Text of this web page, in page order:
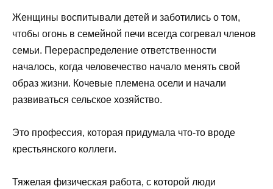
Женщины воспитывали детей и заботились о том,
чтобы огонь в семейной печи всегда согревал членов
семьи. Перераспределение ответственности
началось, когда человечество начало менять свой
образ жизни. Кочевые племена осели и начали
развиваться сельское хозяйство.
Это профессия, которая придумала что-то вроде
крестьянского коллеги.
Тяжелая физическая работа, с которой люди